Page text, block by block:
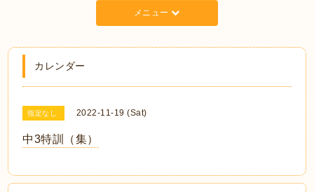
メニュー
カレンダー
指定なし 2022-11-19 (Sat)
中3特訓（集）